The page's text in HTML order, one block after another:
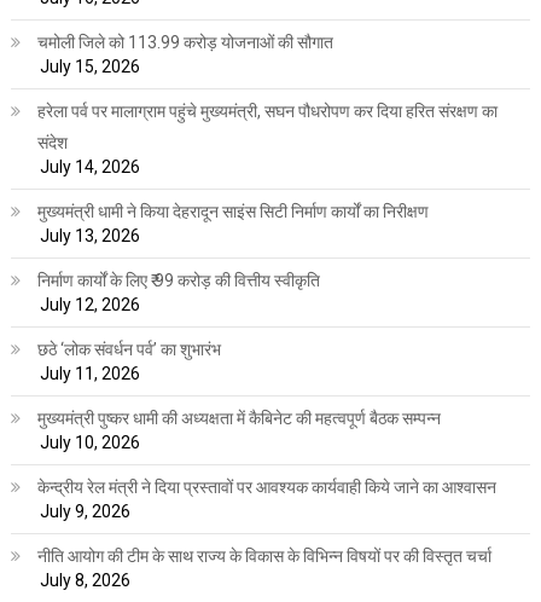
चमोली जिले को 113.99 करोड़ योजनाओं की सौगात
July 15, 2026
हरेला पर्व पर मालाग्राम पहुंचे मुख्यमंत्री, सघन पौधरोपण कर दिया हरित संरक्षण का
संदेश
July 14, 2026
मुख्यमंत्री धामी ने किया देहरादून साइंस सिटी निर्माण कार्यों का निरीक्षण
July 13, 2026
निर्माण कार्यों के लिए ₹ 99 करोड़ की वित्तीय स्वीकृति
July 12, 2026
छठे ‘लोक संवर्धन पर्व’ का शुभारंभ
July 11, 2026
मुख्यमंत्री पुष्कर धामी की अध्यक्षता में कैबिनेट की महत्वपूर्ण बैठक सम्पन्न
July 10, 2026
केन्द्रीय रेल मंत्री ने दिया प्रस्तावों पर आवश्यक कार्यवाही किये जाने का आश्वासन
July 9, 2026
नीति आयोग की टीम के साथ राज्य के विकास के विभिन्न विषयों पर की विस्तृत चर्चा
July 8, 2026